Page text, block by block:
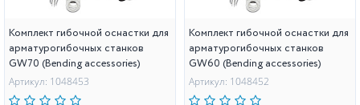
Комплект гибочной оснастки для
арматурогибочных станков
GW70 (Bending accessories)
Артикул: 1048453
Комплект гибочной оснастки для
арматурогибочных станков
GW60 (Bending accessories)
Артикул: 1048452